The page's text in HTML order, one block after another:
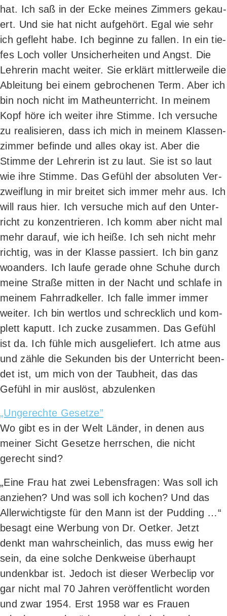
hat. Ich saß in der Ecke mei­nes Zim­mers gekau­
ert. Und sie hat nicht auf­ge­hört. Egal wie sehr
ich gefleht habe. Ich begin­ne zu fal­len. In ein tie­
fes Loch vol­ler Unsi­cher­hei­ten und Angst. Die
Leh­re­rin macht wei­ter. Sie erklärt mitt­ler­wei­le die
Ablei­tung bei einem gebro­che­nen Term. Aber ich
bin noch nicht im Mathe­un­ter­richt. In mei­nem
Kopf höre ich wei­ter ihre Stim­me. Ich ver­su­che
zu rea­li­sie­ren, dass ich mich in mei­nem Klas­sen­
zim­mer befin­de und alles okay ist. Aber die
Stim­me der Leh­re­rin ist zu laut. Sie ist so laut
wie ihre Stim­me. Das Gefühl der abso­lu­ten Ver­
zweif­lung in mir brei­tet sich immer mehr aus. Ich
will raus hier. Ich ver­su­che mich auf den Unter­
richt zu kon­zen­trie­ren. Ich komm aber nicht mal
mehr dar­auf, wie ich hei­ße. Ich seh nicht mehr
rich­tig, was in der Klas­se pas­siert. Ich bin ganz
woan­ders. Ich lau­fe gera­de ohne Schu­he durch
mei­ne Stra­ße mit­ten in der Nacht und schla­fe in
mei­nem Fahr­rad­kel­ler. Ich fal­le immer immer
wei­ter. Ich bin wert­los und schreck­lich und kom­
plett kaputt. Ich zucke zusam­men. Das Gefühl
ist da. Ich füh­le mich aus­ge­lie­fert. Ich atme aus
und zäh­le die Sekun­den bis der Unter­richt been­
det ist, um mich von der Taub­heit, das das
Gefühl in mir aus­löst, abzulenken
„Unge­rech­te Gesetze”
Wo gibt es in der Welt Län­der, in denen aus
mei­ner Sicht Geset­ze herr­schen, die nicht
gerecht sind?
„Eine Frau hat zwei Lebens­fra­gen: Was soll ich
anzie­hen? Und was soll ich kochen? Und das
Aller­wich­tigs­te für den Mann ist der Pud­ding …“
besagt eine Wer­bung von Dr. Oet­ker. Jetzt
denkt man wahr­schein­lich, das muss ewig her
sein, da eine sol­che Denk­wei­se über­haupt
undenk­bar ist. Jedoch ist die­ser Wer­be­clip vor
gar nicht mal 70 Jah­ren ver­öf­fent­licht wor­den
und zwar 1954. Erst 1958 war es Frau­en